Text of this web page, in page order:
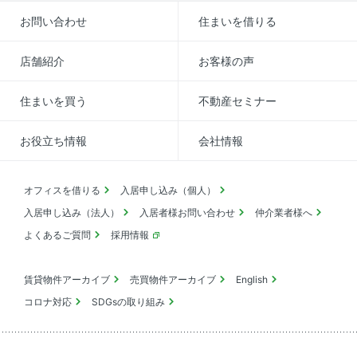
お問い合わせ 住まいを借りる
店舗紹介 お客様の声
住まいを買う 不動産セミナー
お役立ち情報 会社情報
オフィスを借りる
入居申し込み（個人）
入居申し込み（法人）
入居者様お問い合わせ
仲介業者様へ
よくあるご質問
採用情報
賃貸物件アーカイブ 売買物件アーカイブ
English
コロナ対応
SDGsの取り組み